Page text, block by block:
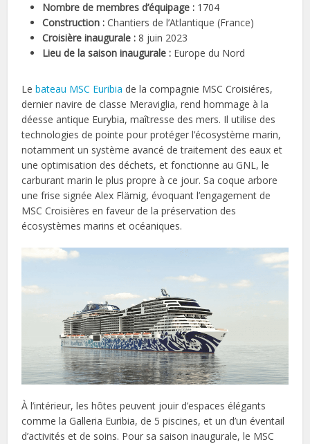
Nombre de membres d’équipage : 1704
Construction : Chantiers de l’Atlantique (France)
Croisière inaugurale : 8 juin 2023
Lieu de la saison inaugurale : Europe du Nord
Lebateau MSC Euribia de la compagnie MSC Croisiéres,
dernier navire de classe Meraviglia, rend hommage à la
déesse antique Eurybia, maîtresse des mers. Il utilise des
technologies de pointe pour protéger l’écosystème marin,
notamment un système avancé de traitement des eaux et
une optimisation des déchets, et fonctionne au GNL, le
carburant marin le plus propre à ce jour. Sa coque arbore
une frise signée Alex Flämig, évoquant l’engagement de
MSC Croisières en faveur de la préservation des
écosystèmes marins et océaniques.
À l’intérieur, les hôtes peuvent jouir d’espaces élégants
comme la Galleria Euribia, de 5 piscines, et un d’un éventail
d’activités et de soins. Pour sa saison inaugurale, le MSC